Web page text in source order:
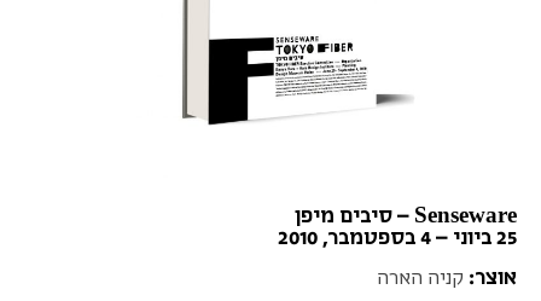
Senseware – סיבים מיפן
25 ביוני – 4 בספטמבר, 2010
אוצר: קניה הארה